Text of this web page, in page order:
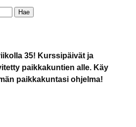
35! Kurssipäivät ja
paikkakuntien alle. Käy
paikkakuntasi ohjelma!